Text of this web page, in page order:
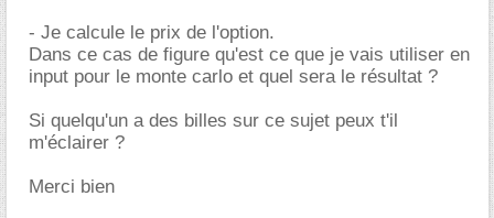
- Je calcule le prix de l'option.
Dans ce cas de figure qu'est ce que je vais utiliser en
input pour le monte carlo et quel sera le résultat ?
Si quelqu'un a des billes sur ce sujet peux t'il
m'éclairer ?
Merci bien